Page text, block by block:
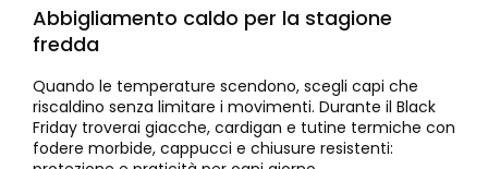
Abbigliamento caldo per la stagione
fredda
Quando le temperature scendono, scegli capi che
riscaldino senza limitare i movimenti. Durante il Black
Friday troverai giacche, cardigan e tutine termiche con
fodere morbide, cappucci e chiusure resistenti: